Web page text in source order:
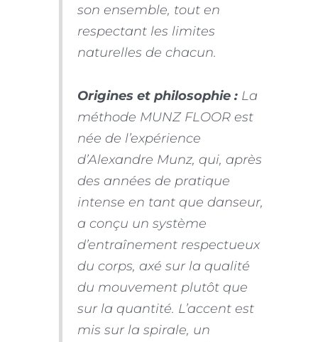
son ensemble, tout en
respectant les limites
naturelles de chacun.
Origines et philosophie :La
méthode MUNZ FLOOR est
née de l’expérience
d’Alexandre Munz, qui, après
des années de pratique
intense en tant que danseur,
a conçu un système
d’entraînement respectueux
du corps, axé sur la qualité
du mouvement plutôt que
sur la quantité. L’accent est
mis sur la spirale, un